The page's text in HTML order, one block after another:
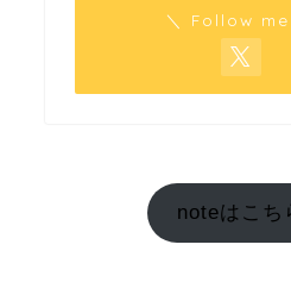
＼ Follow me
noteはこち